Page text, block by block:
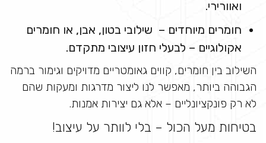
ואוורירי.
חומרים מיוחדים – שילובי בטון, אבן, או חומרים
אקולוגיים – לבעלי חזון עיצובי מתקדם.
השילוב בין חומרים, קווים גאומטריים מדויקים וגימור ברמה
הגבוהה ביותר, מאפשר לנו ליצור מדרגות ומעקות שהם
לא רק פונקציונליים – אלא גם יצירות אמנות.
בטיחות מעל הכול – בלי לוותר על עיצוב!